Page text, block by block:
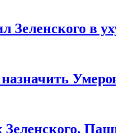
Зеленского в
Зеленского,